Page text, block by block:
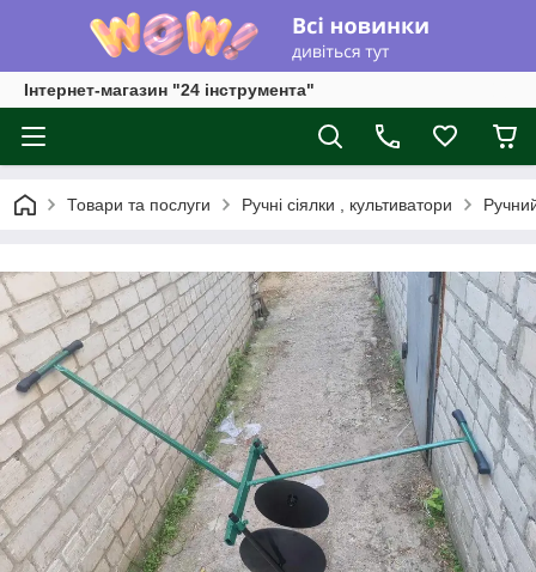
Інтернет-магазин "24 інструмента"
Товари та послуги Ручні сіялки , культиватори